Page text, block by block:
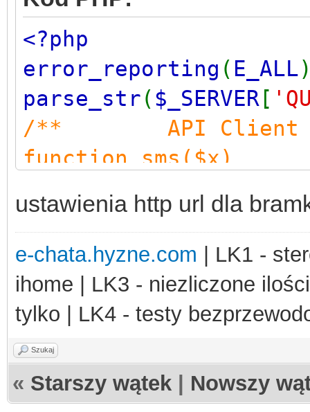
<?php
error_reporting ( E_ALL
parse_str($_SERVER [
/** API Client
function sms($x)
ge sms('wiadomosc');
$ch = curl_init(
//powiadomienie
curl_setopt($ch,
password"); //
curl_setopt($ch,
curl_setopt($ch,
ustawienia http url dla
e-chata.hyzne.com | LK1 -
ihome | LK3 - niezliczone
tylko | LK4 - testy
Szukaj
« Starszy wątek Nowszy